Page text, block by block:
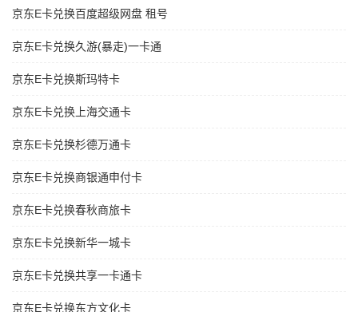
京东E卡兑换百度超级网盘 租号
京东E卡兑换久游(暴走)一卡通
京东E卡兑换斯玛特卡
京东E卡兑换上海交通卡
京东E卡兑换杉德万通卡
京东E卡兑换商银通申付卡
京东E卡兑换春秋商旅卡
京东E卡兑换新华一城卡
京东E卡兑换共享一卡通卡
京东E卡兑换东方文化卡